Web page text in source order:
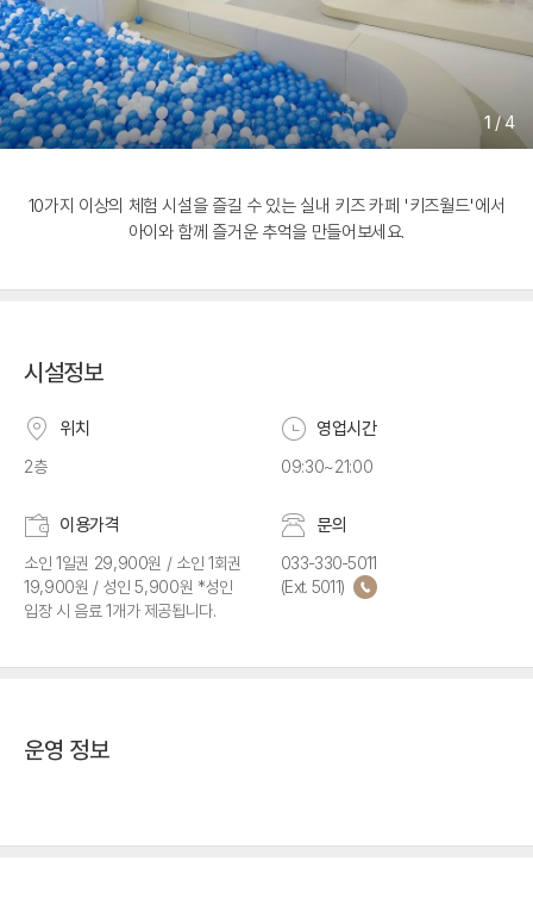
1 /4
10가지 이상의 체험 시설을 즐길 수 있는 실내 키즈 카페 '키즈월드'에서
아이와 함께 즐거운 추억을 만들어보세요.
시설정보
위치
2층
영업시간
09:30~21:00
이용가격
소인 1일권 29,900원 / 소인 1회권
19,900원 / 성인 5,900원 *성인
입장 시 음료 1개가 제공됩니다.
문의
033-330-5011
(Ext. 5011)
운영 정보